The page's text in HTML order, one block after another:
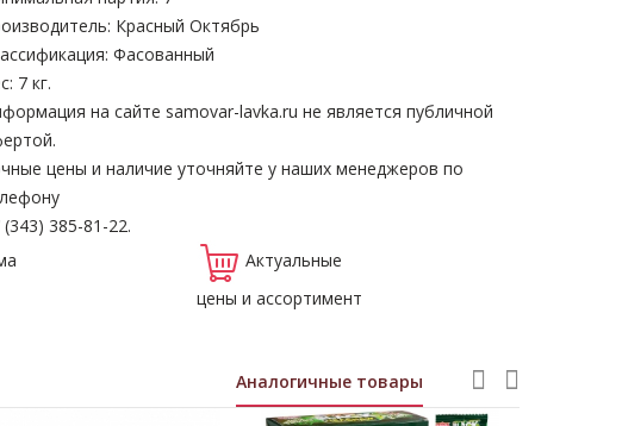
Красный Октябрь
Фасованный
7 кг.
на сайте samovar-lavka.ru не является публичной
цены и наличие уточняйте у наших менеджеров по
(343) 385-81-22.
Актуальные
цены и ассортимент
Аналогичные товары